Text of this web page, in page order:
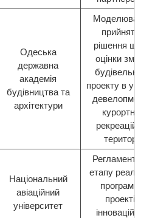
Одеська
державна
академія
будівництва та
архітектури
рішення
оцінки
проекту в
території
Національний
авіаційний
університет
етапу
програм
проектів